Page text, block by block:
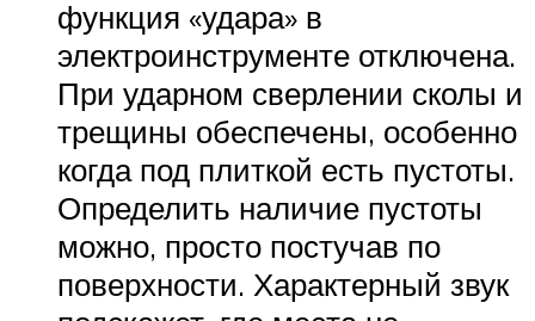
функция «удара» в
электроинструменте отключена.
При ударном сверлении сколы и
трещины обеспечены, особенно
когда под плиткой есть пустоты.
Определить наличие пустоты
можно, просто постучав по
поверхности. Характерный звук